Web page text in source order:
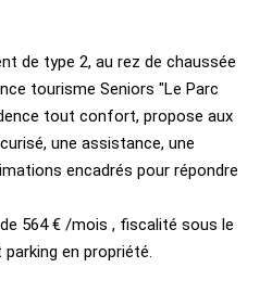
de type 2, au rez de chaussée
tourisme Seniors "Le Parc
tout confort, propose aux
une assistance, une
encadrés pour répondre
564 € /mois , fiscalité sous le
en propriété.